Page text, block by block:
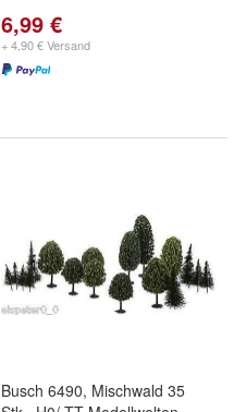
6,99 €
+ 4,90 € Versand
Busch 6490, Mischwald 35